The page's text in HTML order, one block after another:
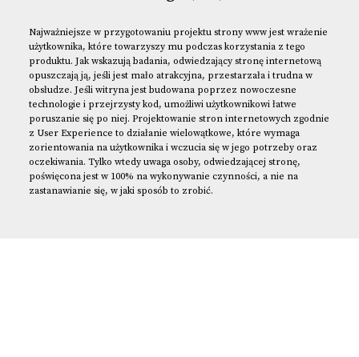
Najważniejsze w przygotowaniu projektu strony www jest wrażenie
użytkownika, które towarzyszy mu podczas korzystania z tego
produktu. Jak wskazują badania, odwiedzający stronę internetową
opuszczają ją, jeśli jest mało atrakcyjna, przestarzała i trudna w
obsłudze. Jeśli witryna jest budowana poprzez nowoczesne
technologie i przejrzysty kod, umożliwi użytkownikowi łatwe
poruszanie się po niej. Projektowanie stron internetowych zgodnie
z User Experience to działanie wielowątkowe, które wymaga
zorientowania na użytkownika i wczucia się w jego potrzeby oraz
oczekiwania. Tylko wtedy uwaga osoby, odwiedzającej stronę,
poświęcona jest w 100% na wykonywanie czynności, a nie na
zastanawianie się, w jaki sposób to zrobić.